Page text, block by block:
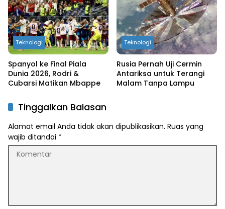
Teknologi
Spanyol ke Final Piala
Dunia 2026, Rodri &
Cubarsi Matikan Mbappe
Teknologi
Rusia Pernah Uji Cermin
Antariksa untuk Terangi
Malam Tanpa Lampu
Tinggalkan Balasan
Alamat email Anda tidak akan dipublikasikan. Ruas yang
wajib ditandai *